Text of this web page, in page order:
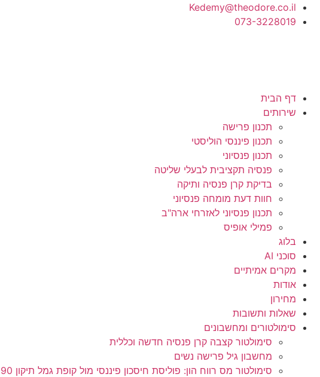
Kedemy@theodore.co.il
073-3228019
דף הבית
שירותים
תכנון פרישה
תכנון פיננסי הוליסטי
תכנון פנסיוני
פנסיה תקציבית לבעלי שליטה
בדיקת קרן פנסיה ותיקה
חוות דעת מומחה פנסיוני
תכנון פנסיוני לאזרחי ארה"ב
פמילי אופיס
בלוג
סוכני AI
מקרים אמיתיים
אודות
מחירון
שאלות ותשובות
סימולטורים ומחשבונים
סימולטור קצבה קרן פנסיה חדשה וכללית
מחשבון גיל פרישה נשים
סימולטור מס רווח הון: פוליסת חיסכון פיננסי מול קופת גמל תיקון 190